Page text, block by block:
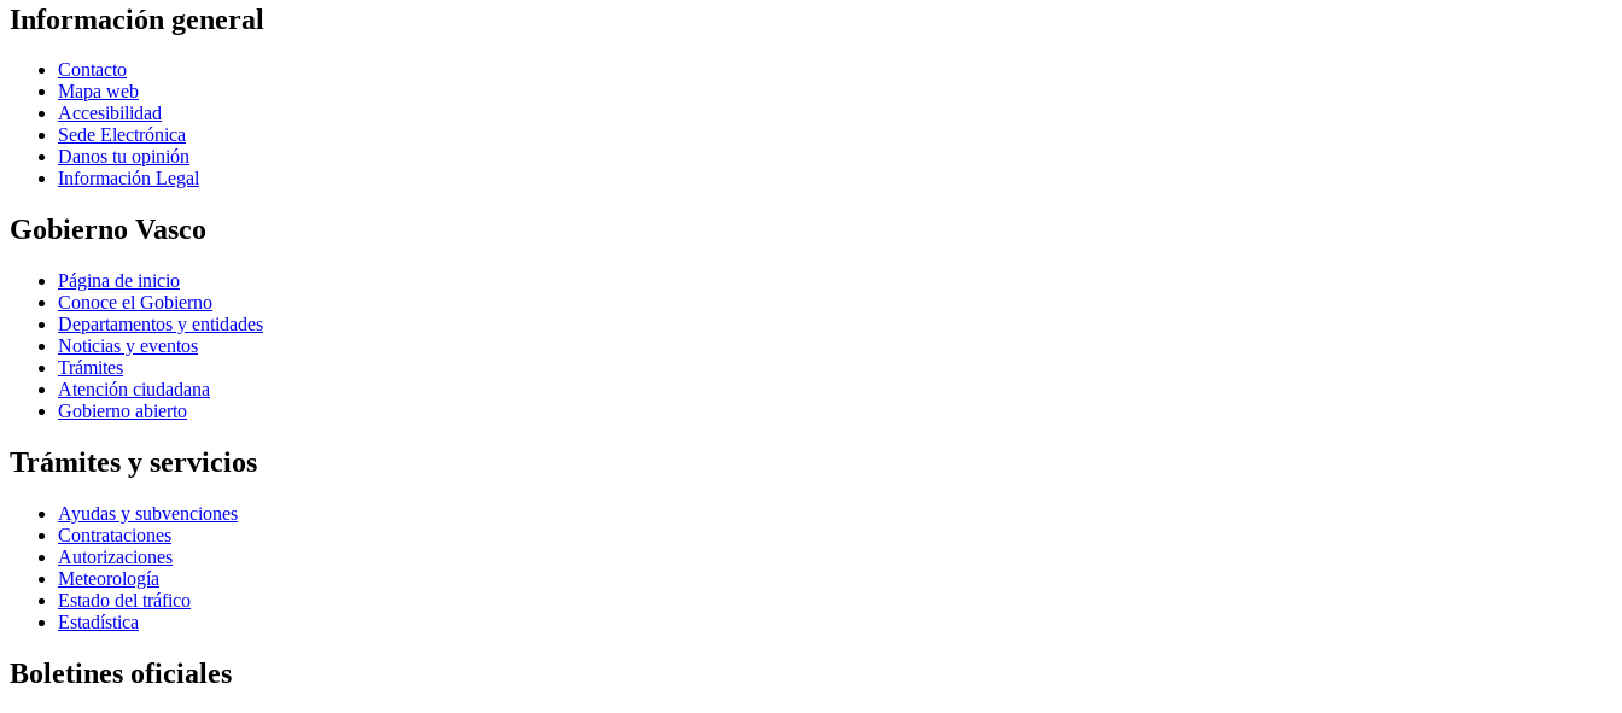
Información general
Contacto
Mapa web
Accesibilidad
Sede Electrónica
Danos tu opinión
Información Legal
Gobierno Vasco
Página de inicio
Conoce el Gobierno
Departamentos y entidades
Noticias y eventos
Trámites
Atención ciudadana
Gobierno abierto
Trámites y servicios
Ayudas y subvenciones
Contrataciones
Autorizaciones
Meteorología
Estado del tráfico
Estadística
Boletines oficiales